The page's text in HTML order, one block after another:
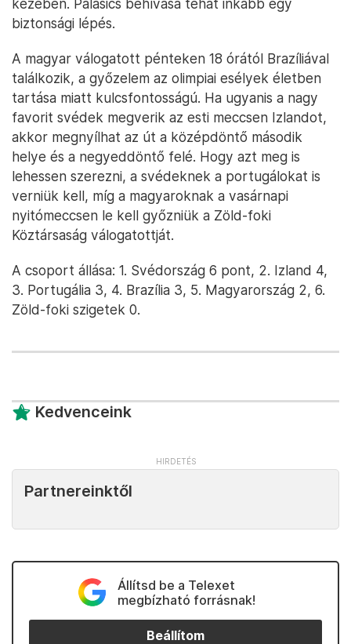
kezében. Palasics behívása tehát inkább egy
biztonsági lépés.
A magyar válogatott pénteken 18 órától Brazíliával
találkozik, a győzelem az olimpiai esélyek életben
tartása miatt kulcsfontosságú. Ha ugyanis a nagy
favorit svédek megverik az esti meccsen Izlandot,
akkor megnyílhat az út a középdöntő második
helye és a negyeddöntő felé. Hogy azt meg is
lehessen szerezni, a svédeknek a portugálokat is
verniük kell, míg a magyaroknak a vasárnapi
nyitómeccsen le kell győzniük a Zöld-foki
Köztársaság válogatottját.
A csoport állása: 1. Svédország 6 pont, 2. Izland 4,
3. Portugália 3, 4. Brazília 3, 5. Magyarország 2, 6.
Zöld-foki szigetek 0.
Kedvenceink
Partnereinktől
Állítsd be a Telexet
megbízható forrásnak!
Beállítom